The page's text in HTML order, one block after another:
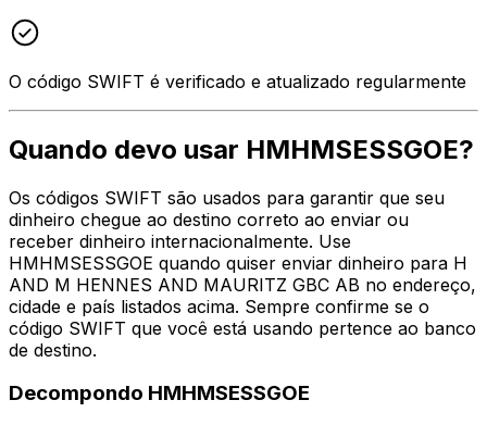
O código SWIFT é verificado e atualizado regularmente
Quando devo usar HMHMSESSGOE?
Os códigos SWIFT são usados para garantir que seu
dinheiro chegue ao destino correto ao enviar ou
receber dinheiro internacionalmente. Use
HMHMSESSGOE quando quiser enviar dinheiro para H
AND M HENNES AND MAURITZ GBC AB no endereço,
cidade e país listados acima. Sempre confirme se o
código SWIFT que você está usando pertence ao banco
de destino.
Decompondo HMHMSESSGOE